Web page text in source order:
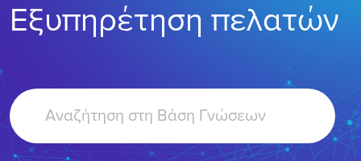
Σύνδεση
Εξυπηρέτηση πελατών
Search
For